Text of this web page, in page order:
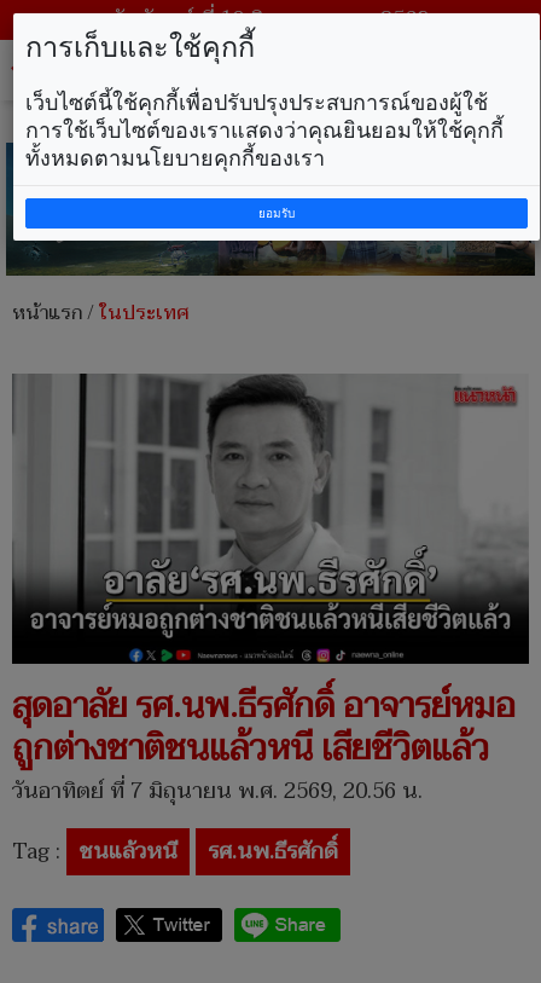
วันจันทร์ ที่ 10 สิงหาคม พ.ศ. 2569
หน้าแรก/ในประเทศ
สุดอาลัย รศ.นพ.ธีรศักดิ์ อาจารย์หมอ
ถูกต่างชาติชนแล้วหนี เสียชีวิตแล้ว
วันอาทิตย์ ที่ 7 มิถุนายน พ.ศ. 2569, 20.56 น.
Tag : ชนแล้วหนี รศ.นพ.ธีรศักดิ์
การเก็บและใช้คุกกี้
เว็บไซต์นี้ใช้คุกกี้เพื่อปรับปรุงประสบการณ์ของผู้ใช้
การใช้เว็บไซต์ของเราแสดงว่าคุณยินยอมให้ใช้คุกกี้
ทั้งหมดตามนโยบายคุกกี้ของเรา
ยอมรับ